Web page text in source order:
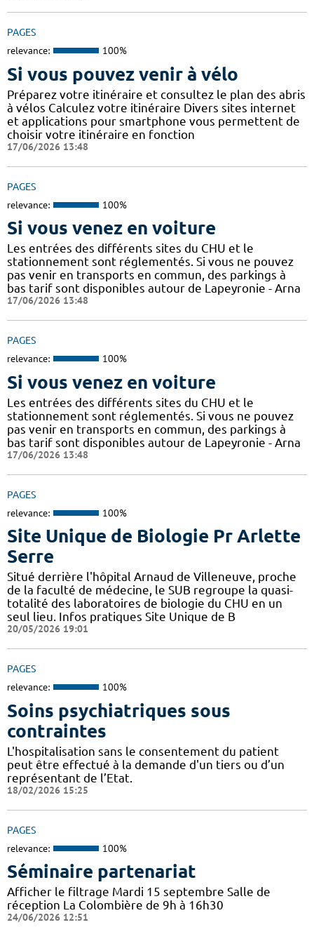
PAGES
relevance: 100%
Si vous pouvez venir à vélo
Préparez votre itinéraire et consultez le plan des abris
à vélos Calculez votre itinéraire Divers sites internet
et applications pour smartphone vous permettent de
choisir votre itinéraire en fonction
17/06/2026 13:48
PAGES
relevance: 100%
Si vous venez en voiture
Les entrées des différents sites du CHU et le
stationnement sont réglementés. Si vous ne pouvez
pas venir en transports en commun, des parkings à
bas tarif sont disponibles autour de Lapeyronie - Arna
17/06/2026 13:48
PAGES
relevance: 100%
Si vous venez en voiture
Les entrées des différents sites du CHU et le
stationnement sont réglementés. Si vous ne pouvez
pas venir en transports en commun, des parkings à
bas tarif sont disponibles autour de Lapeyronie - Arna
17/06/2026 13:48
PAGES
relevance: 100%
Site Unique de Biologie Pr Arlette
Serre
Situé derrière l'hôpital Arnaud de Villeneuve, proche
de la faculté de médecine, le SUB regroupe la quasi-
totalité des laboratoires de biologie du CHU en un
seul lieu. Infos pratiques Site Unique de B
20/05/2026 19:01
PAGES
relevance: 100%
Soins psychiatriques sous
contraintes
L'hospitalisation sans le consentement du patient
peut être effectué à la demande d'un tiers ou d’un
représentant de l’Etat.
18/02/2026 15:25
PAGES
relevance: 100%
Séminaire partenariat
Afficher le filtrage Mardi 15 septembre Salle de
réception La Colombière de 9h à 16h30
24/06/2026 12:51